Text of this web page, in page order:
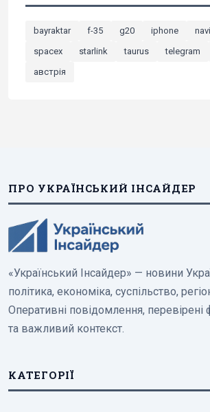
bayraktar f-35 g20 iphone navi
spacex
starlink taurus telegram
австрія
ПРО УКРАЇНСЬКИЙ ІНСАЙДЕР
«Український Інсайдер» — новини
політика, економіка, суспільство,
Оперативні повідомлення, перевірені
та важливий контекст.
КАТЕГОРІЇ